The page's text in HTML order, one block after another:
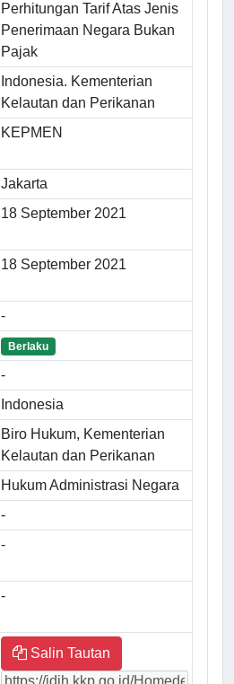
Perhitungan Tarif Atas Jenis
Penerimaan Negara Bukan
Pajak
Indonesia. Kementerian
Kelautan dan Perikanan
KEPMEN
Jakarta
18 September 2021
18 September 2021
-
Berlaku
-
Indonesia
Biro Hukum, Kementerian
Kelautan dan Perikanan
Hukum Administrasi Negara
-
-
-
Salin Tautan